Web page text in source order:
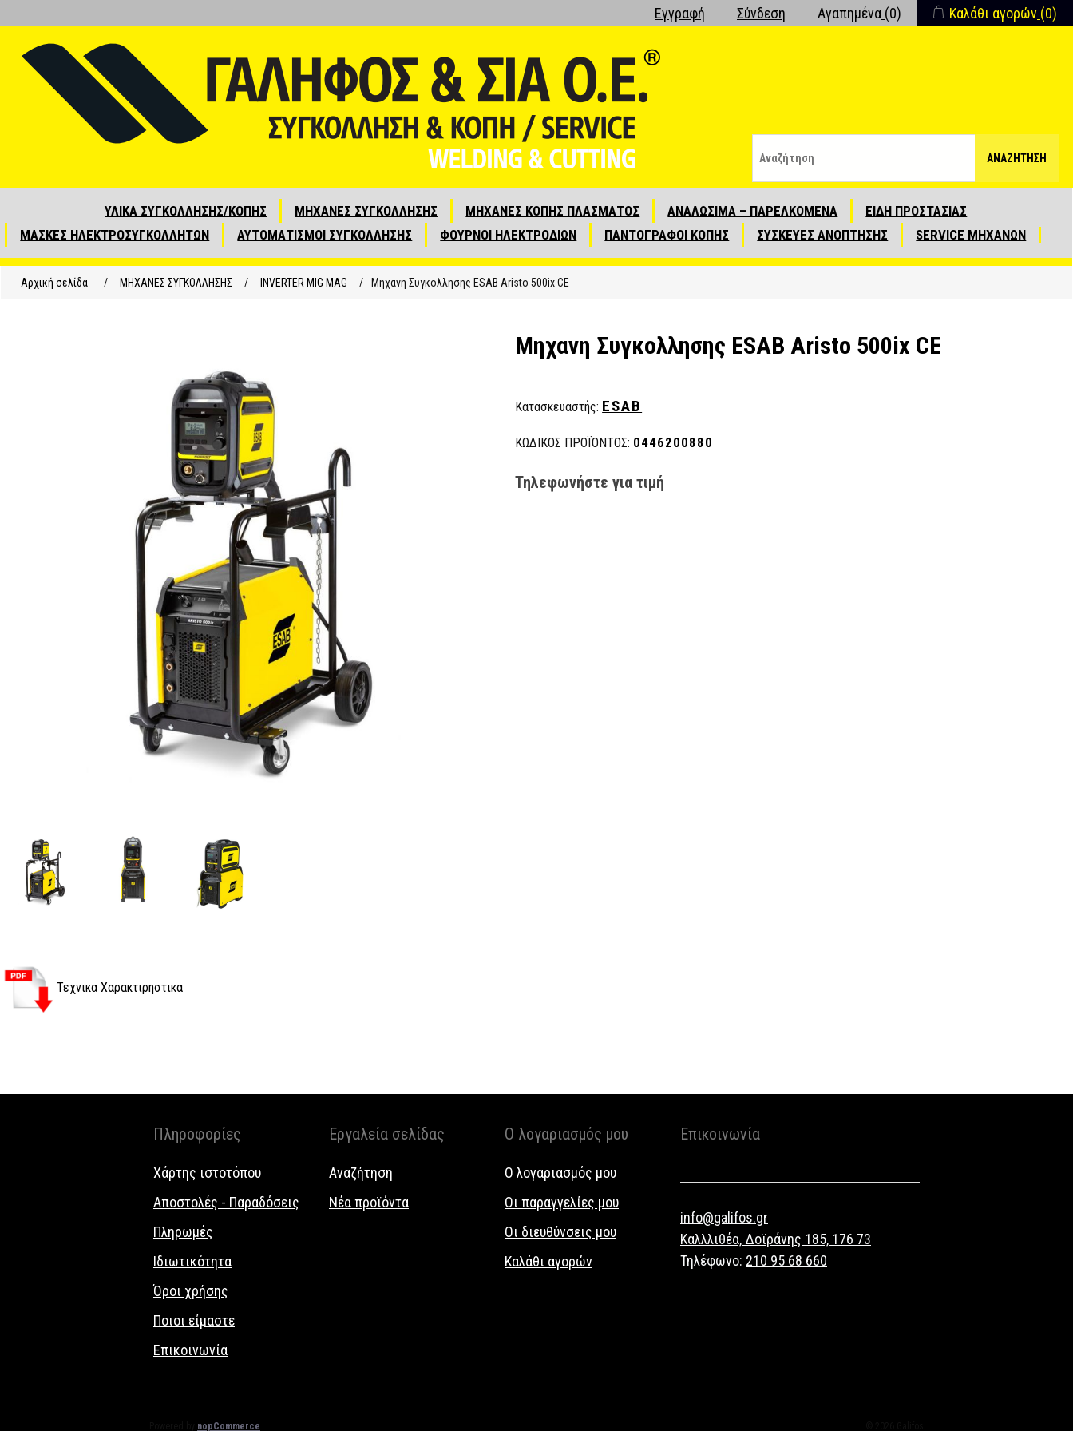
Εγγραφή Σύνδεση Αγαπημένα (0) Καλάθι αγορών (0)
ΑΝΑΖΉΤΗΣΗ
ΥΛΙΚΑ ΣΥΓΚΟΛΛΗΣΗΣ/ΚΟΠΗΣ ΜΗΧΑΝΕΣ ΣΥΓΚΟΛΛΗΣΗΣ ΜΗΧΑΝΕΣ ΚΟΠΗΣ ΠΛΑΣΜΑΤΟΣ ΑΝΑΛΩΣΙΜΑ – ΠΑΡΕΛΚΟΜΕΝΑ
ΕΙΔΗ ΠΡΟΣΤΑΣΙΑΣ
ΜΑΣΚΕΣ ΗΛΕΚΤΡΟΣΥΓΚΟΛΛΗΤΩΝ
ΑΥΤΟΜΑΤΙΣΜΟΙ ΣΥΓΚΟΛΛΗΣΗΣ ΦΟΥΡΝΟΙ ΗΛΕΚΤΡΟΔΙΩΝ ΠΑΝΤΟΓΡΑΦΟΙ ΚΟΠΗΣ ΣΥΣΚΕΥΕΣ ΑΝΟΠΤΗΣΗΣ SERVICE ΜΗΧΑΝΩΝ
Αρχική σελίδα / ΜΗΧΑΝΕΣ ΣΥΓΚΟΛΛΗΣΗΣ / INVERTER MIG MAG / Μηχανη Συγκολλησης ESAB Aristo 500ix CE
Μηχανη Συγκολλησης ESAB Aristo 500ix CE
Κατασκευαστής: ESAB
ΚΩΔΙΚΟΣ ΠΡΟΪΟΝΤΟΣ: 0446200880
Τηλεφωνήστε για τιμή
Τεχνικα Χαρακτιρηστικα
Πληροφορίες
Χάρτης ιστοτόπου
Αποστολές - Παραδόσεις
Πληρωμές
Ιδιωτικότητα
Όροι χρήσης
Ποιοι είμαστε
Επικοινωνία
Εργαλεία σελίδας
Αναζήτηση
Νέα προϊόντα
Ο λογαριασμός μου
Ο λογαριασμός μου
Οι παραγγελίες μου
Οι διευθύνσεις μου
Καλάθι αγορών
Επικοινωνία
info@galifos.gr
Καλλλιθέα, Δοϊράνης 185, 176 73
Τηλέφωνο: 210 95 68 660
nopCommerce